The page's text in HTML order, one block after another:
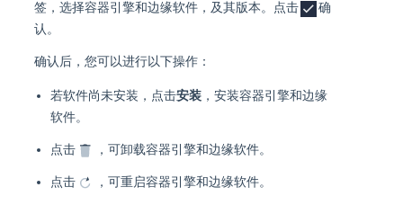
签，选择容器引擎和边缘软件，及其版本。点击
确
认。
确认后，您可以进行以下操作：
若软件尚未安装，点击安装 ，安装容器引擎和边缘
软件。
点击 ，可卸载容器引擎和边缘软件。
点击 ，可重启容器引擎和边缘软件。